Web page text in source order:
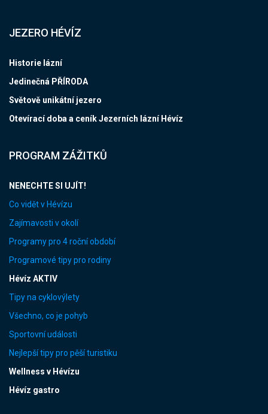
JEZERO HÉVÍZ
Historie lázní
Jedinečná PŘÍRODA
Světově unikátní jezero
Otevírací doba a ceník Jezerních lázní Hévíz
PROGRAM ZÁŽITKŮ
NENECHTE SI UJÍT!
Co vidět v Hévízu
Zajímavosti v okolí
Programy pro 4 roční období
Programové tipy pro rodiny
Hévíz AKTIV
Tipy na cyklovýlety
Všechno, co je pohyb
Sportovní události
Nejlepší tipy pro pěší turistiku
Wellness v Hévízu
Hévíz gastro